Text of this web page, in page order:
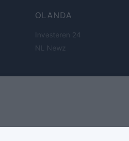
OLANDA
Investeren 24
NL Newz